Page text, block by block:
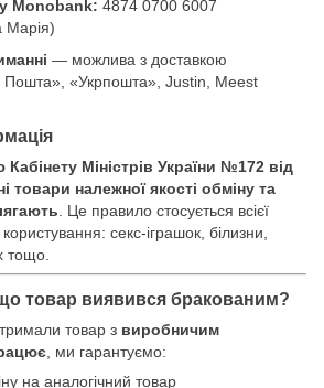
Monobank: 4874 0700 6007
Марія)
— можлива з доставкою
«Укрпошта», Justin, Meest
Міністрів України №172 від
товари належної якості обміну та
. Це правило стосується всієї
секс-іграшок, білизни,
тощо.
товар виявився бракованим?
товар з виробничим
, ми гарантуємо:
на аналогічний товар